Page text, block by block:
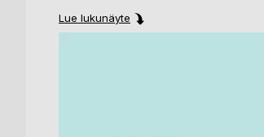
Lue lukunäyte